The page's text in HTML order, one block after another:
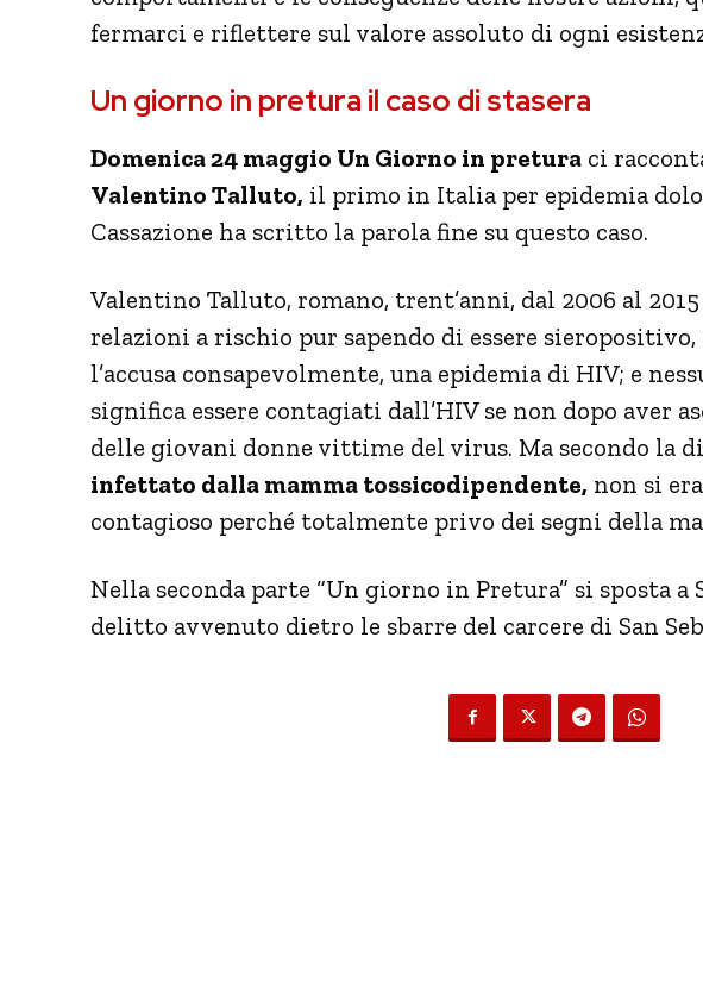
fermarci e riflettere sul valore assoluto di ogni
Un giorno in pretura il caso di stasera
Domenica 24 maggio Un Giorno in pretura ci
Valentino Talluto, il primo in Italia per epidemia
Cassazione ha scritto la parola fine su questo caso.
Valentino Talluto, romano, trent’anni, dal 2006 al
relazioni a rischio pur sapendo di essere sieropositivo,
l’accusa consapevolmente, una epidemia di HIV; e
significa essere contagiati dall’HIV se non dopo aver
delle giovani donne vittime del virus. Ma secondo la
infettato dalla mamma tossicodipendente, non si
contagioso perché totalmente privo dei segni della
Nella seconda parte “Un giorno in Pretura” si sposta a
delitto avvenuto dietro le sbarre del carcere di San